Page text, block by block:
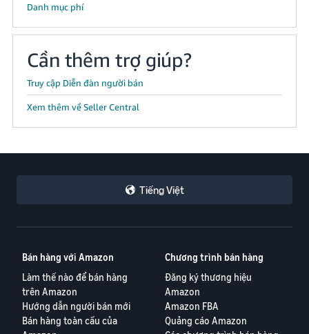
Danh mục phí
Cần thêm trợ giúp?
Truy cập Diễn đàn người bán
Xem thêm về Seller Central
Tiếng Việt
Bán hàng với Amazon
Làm thế nào để bán hàng
trên Amazon
Hướng dẫn người bán mới
Bán hàng toàn cầu của
Chương trình bán hàng
Đăng ký thương hiệu
Amazon
Amazon FBA
Quảng cáo Amazon